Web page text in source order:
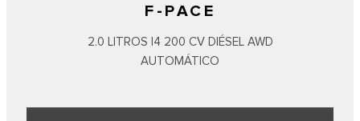
F-PACE
2.0 LITROS I4 200 CV DIÉSEL AWD
AUTOMÁTICO